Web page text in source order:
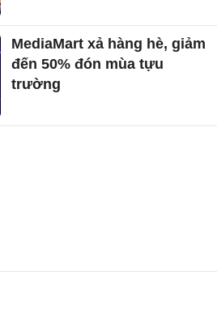
MediaMart xả hàng hè, giảm
đến 50% đón mùa tựu
trường